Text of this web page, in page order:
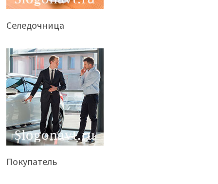
Селедочница
Покупатель